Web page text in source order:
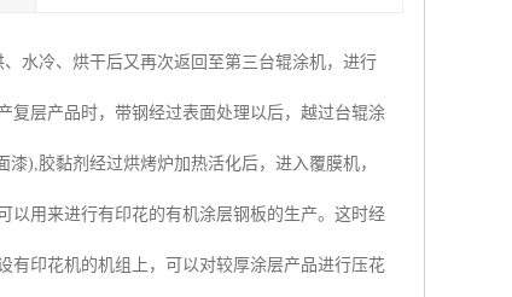
水冷、烘干后又再次返回至第三台辊涂机，进行
复层产品时，带钢经过表面处理以后，越过台辊涂
),胶黏剂经过烘烤炉加热活化后，进入覆膜机，
以用来进行有印花的有机涂层钢板的生产。这时经
有印花机的机组上，可以对较厚涂层产品进行压花